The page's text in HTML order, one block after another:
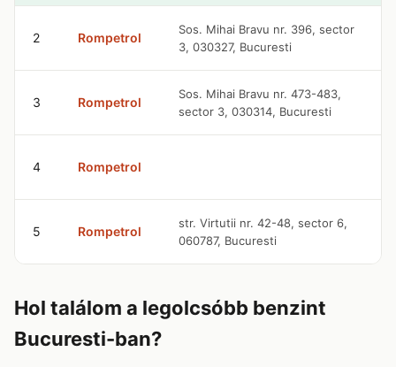
2 Rompetrol
Sos. Mihai Bravu nr. 396, sector
3, 030327, Bucuresti
3 Rompetrol
Sos. Mihai Bravu nr. 473-483,
sector 3, 030314, Bucuresti
4 Rompetrol
5 Rompetrol
str. Virtutii nr. 42-48, sector 6,
060787, Bucuresti
Hol találom a legolcsóbb benzint
Bucuresti-ban?